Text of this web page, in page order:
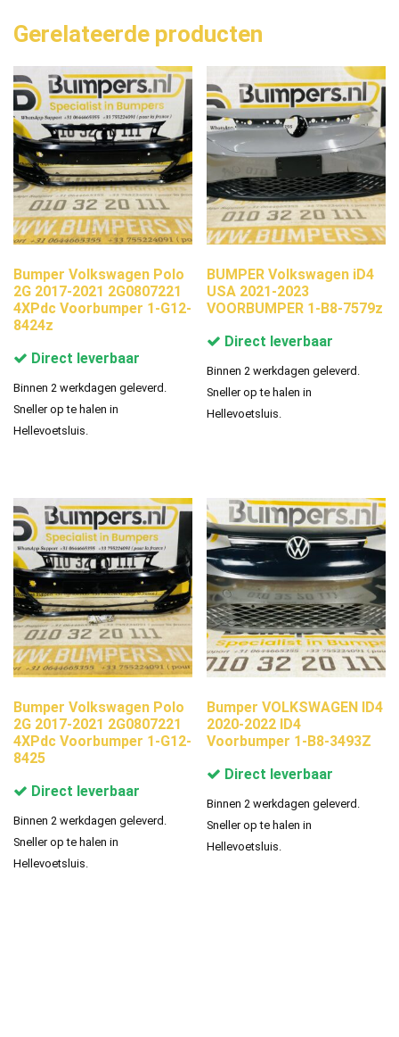
Gerelateerde producten
Bumper Volkswagen Polo
2G 2017-2021 2G0807221
4XPdc Voorbumper 1-G12-
8424z
Direct leverbaar
Binnen 2 werkdagen geleverd.
Sneller op te halen in
Hellevoetsluis.
BUMPER Volkswagen iD4
USA 2021-2023
VOORBUMPER 1-B8-7579z
Direct leverbaar
Binnen 2 werkdagen geleverd.
Sneller op te halen in
Hellevoetsluis.
Bumper Volkswagen Polo
2G 2017-2021 2G0807221
4XPdc Voorbumper 1-G12-
8425
Direct leverbaar
Binnen 2 werkdagen geleverd.
Sneller op te halen in
Hellevoetsluis.
Bumper VOLKSWAGEN ID4
2020-2022 ID4
Voorbumper 1-B8-3493Z
Direct leverbaar
Binnen 2 werkdagen geleverd.
Sneller op te halen in
Hellevoetsluis.